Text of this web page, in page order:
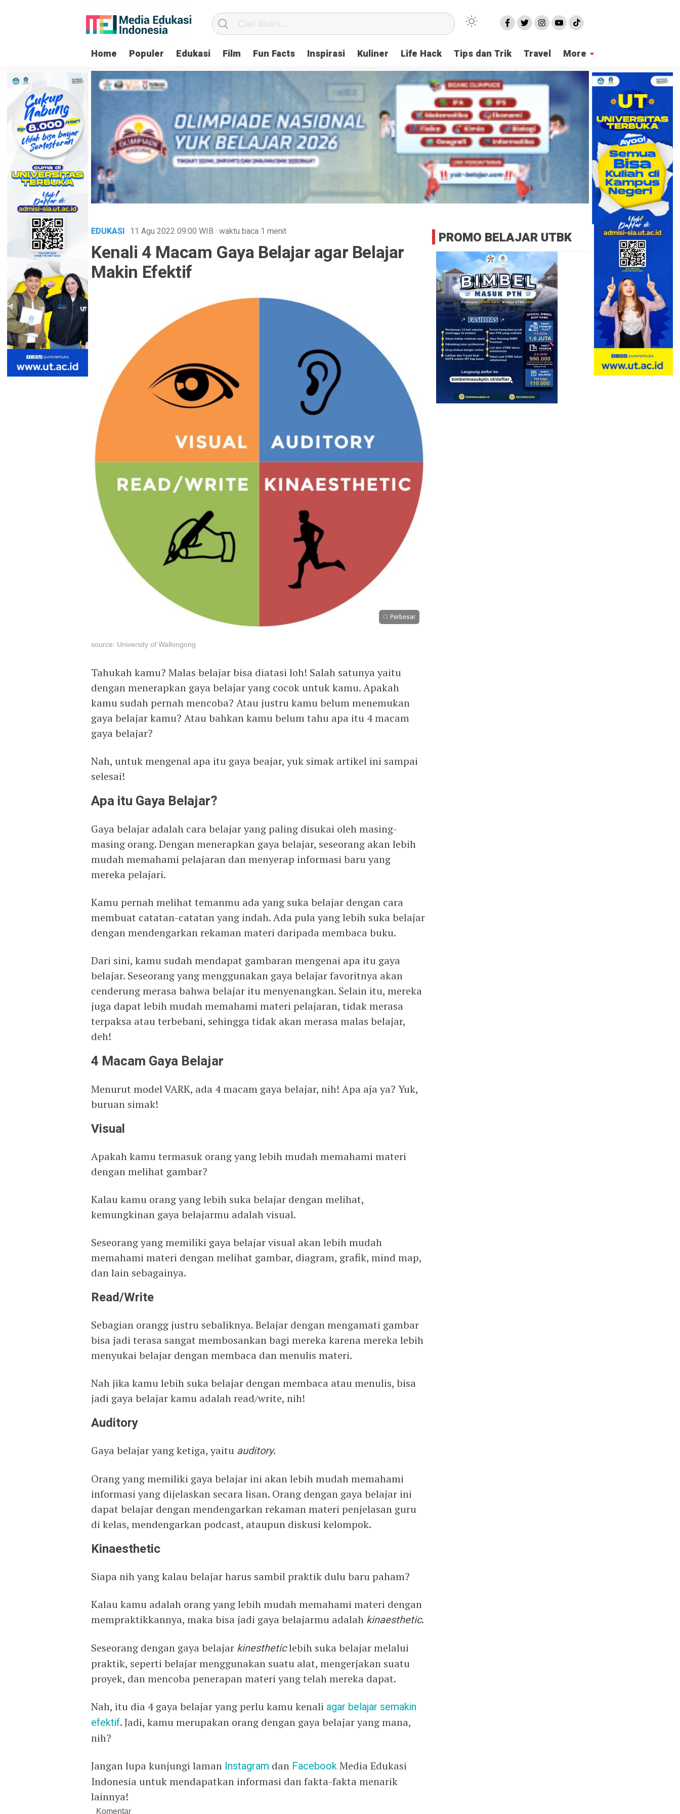
Home Populer Edukasi Film Fun Facts Inspirasi Kuliner Life Hack Tips dan Trik Travel More
EDUKASI· 11 Agu 2022 09:00 WIB · waktu baca 1 menit
Kenali 4 Macam Gaya Belajar agar Belajar
Makin Efektif
Perbesar
source: University of Wallongong
Tahukah kamu? Malas belajar bisa diatasi loh! Salah satunya yaitu
dengan menerapkan gaya belajar yang cocok untuk kamu. Apakah
kamu sudah pernah mencoba? Atau justru kamu belum menemukan
gaya belajar kamu? Atau bahkan kamu belum tahu apa itu 4 macam
gaya belajar?
Nah, untuk mengenal apa itu gaya beajar, yuk simak artikel ini sampai
selesai!
Apa itu Gaya Belajar?
Gaya belajar adalah cara belajar yang paling disukai oleh masing-
masing orang. Dengan menerapkan gaya belajar, seseorang akan lebih
mudah memahami pelajaran dan menyerap informasi baru yang
mereka pelajari.
Kamu pernah melihat temanmu ada yang suka belajar dengan cara
membuat catatan-catatan yang indah. Ada pula yang lebih suka belajar
dengan mendengarkan rekaman materi daripada membaca buku.
Dari sini, kamu sudah mendapat gambaran mengenai apa itu gaya
belajar. Seseorang yang menggunakan gaya belajar favoritnya akan
cenderung merasa bahwa belajar itu menyenangkan. Selain itu, mereka
juga dapat lebih mudah memahami materi pelajaran, tidak merasa
terpaksa atau terbebani, sehingga tidak akan merasa malas belajar,
deh!
4 Macam Gaya Belajar
Menurut model VARK, ada 4 macam gaya belajar, nih! Apa aja ya? Yuk,
buruan simak!
Visual
Apakah kamu termasuk orang yang lebih mudah memahami materi
dengan melihat gambar?
Kalau kamu orang yang lebih suka belajar dengan melihat,
kemungkinan gaya belajarmu adalah visual.
Seseorang yang memiliki gaya belajar visual akan lebih mudah
memahami materi dengan melihat gambar, diagram, grafik, mind map,
dan lain sebagainya.
Read/Write
Sebagian orangg justru sebaliknya. Belajar dengan mengamati gambar
bisa jadi terasa sangat membosankan bagi mereka karena mereka lebih
menyukai belajar dengan membaca dan menulis materi.
Nah jika kamu lebih suka belajar dengan membaca atau menulis, bisa
jadi gaya belajar kamu adalah read/write, nih!
Auditory
Gaya belajar yang ketiga, yaitu auditory.
Orang yang memiliki gaya belajar ini akan lebih mudah memahami
informasi yang dijelaskan secara lisan. Orang dengan gaya belajar ini
dapat belajar dengan mendengarkan rekaman materi penjelasan guru
di kelas, mendengarkan podcast, ataupun diskusi kelompok.
Kinaesthetic
Siapa nih yang kalau belajar harus sambil praktik dulu baru paham?
Kalau kamu adalah orang yang lebih mudah memahami materi dengan
mempraktikkannya, maka bisa jadi gaya belajarmu adalah kinaesthetic.
Seseorang dengan gaya belajar kinestheticlebih suka belajar melalui
praktik, seperti belajar menggunakan suatu alat, mengerjakan suatu
proyek, dan mencoba penerapan materi yang telah mereka dapat.
Nah, itu dia 4 gaya belajar yang perlu kamu kenali agar belajar semakin
efektif. Jadi, kamu merupakan orang dengan gaya belajar yang mana,
nih?
Jangan lupa kunjungi laman Instagram dan FacebookMedia Edukasi
Indonesia untuk mendapatkan informasi dan fakta-fakta menarik
lainnya!
Komentar
PROMO BELAJAR UTBK